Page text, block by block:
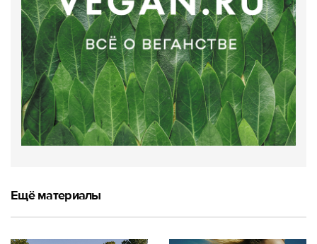
Ещё материалы